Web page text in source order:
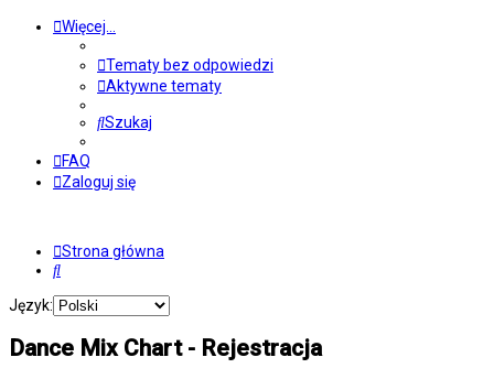
Więcej…
Tematy bez odpowiedzi
Aktywne tematy
Szukaj
FAQ
Zaloguj się
Strona główna
Szukaj
Język:
Dance Mix Chart - Rejestracja